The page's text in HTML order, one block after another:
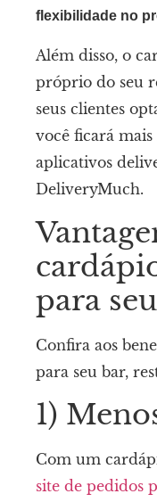
flexibilidade no
Além disso, o
próprio do seu
seus clientes
você ficará mais
aplicativos
DeliveryMuch.
para
Confira aos
para seu bar,
1)
Com um
site de pedidos